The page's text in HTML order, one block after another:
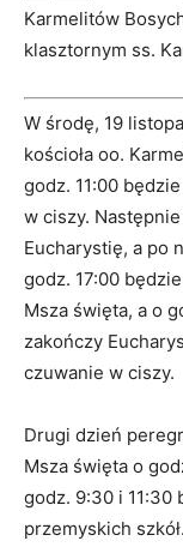
Karmelitów
klasztornym ss.
W środę, 19
kościoła oo.
godz. 11:00
w ciszy.
Eucharystię, a po
godz. 17:00
Msza święta, a o
zakończy
czuwanie w ciszy.
Drugi dzień
Msza święta o
godz. 9:30 i 11:30
przemyskich